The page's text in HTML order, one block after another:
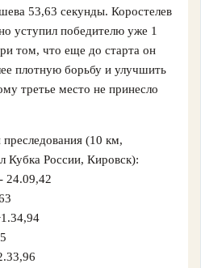
53,63 секунды. Коростелев
уступил победителю уже 1
том, что еще до старта он
плотную борьбу и улучшить
третье место не принесло
(10 км,
Кубка России, Кировск):
24.09,42